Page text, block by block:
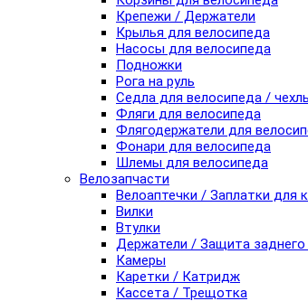
Крепежи / Держатели
Крылья для велосипеда
Насосы для велосипеда
Подножки
Рога на руль
Седла для велосипеда /
Фляги для велосипеда
Флягодержатели для
Фонари для велосипеда
Шлемы для велосипеда
Велозапчасти
Велоаптечки / Заплатки для
Вилки
Втулки
Держатели / Защита заднего
Камеры
Каретки / Катридж
Кассета / Трещотка